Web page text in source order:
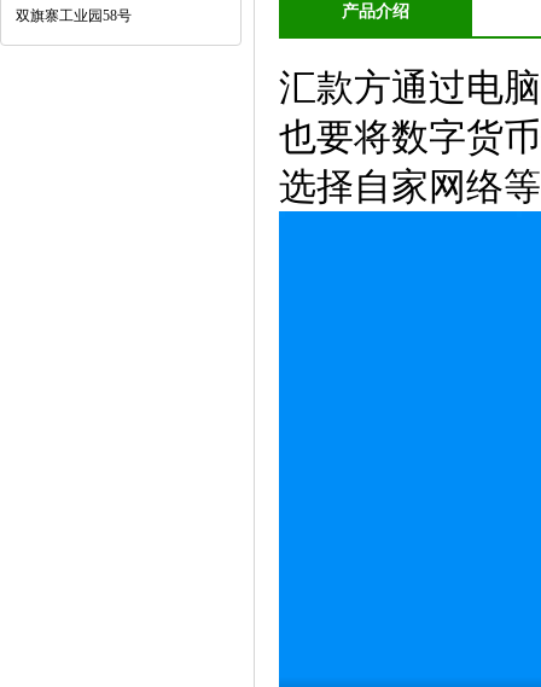
双旗寨工业园58号
产品介绍
汇款方通过电
也要将数字货
选择自家网络